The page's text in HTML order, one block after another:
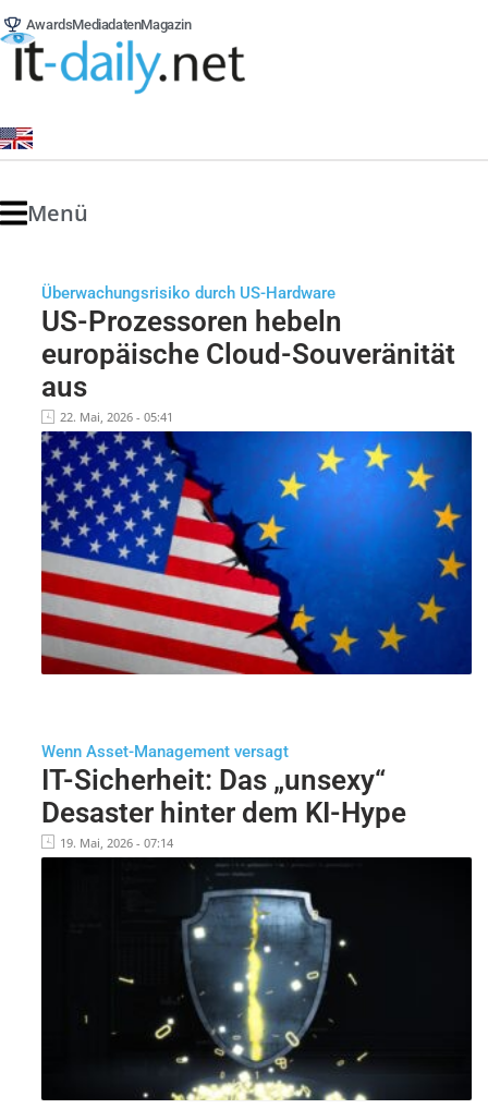
AwardsMediadatenMagazin
Menü
Überwachungsrisiko durch US-Hardware
US-Prozessoren hebeln
europäische Cloud-Souveränität
aus
22. Mai, 2026 - 05:41
Wenn Asset-Management versagt
IT-Sicherheit: Das „unsexy“
Desaster hinter dem KI-Hype
19. Mai, 2026 - 07:14